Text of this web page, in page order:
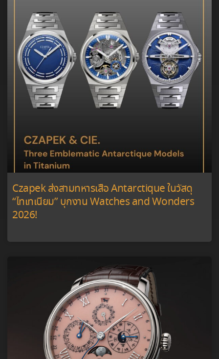
Czapek ส่งสามทหารเสือ Antarctique ในวัสดุ
“ไทเทเนียม” บุกงาน Watches and Wonders
2026!